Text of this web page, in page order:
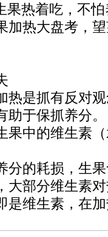
果热着吃，不
加热大盘考，
热是抓有反对
于保抓养分。
果中的维生素
分的耗损，生
大部分维生素
是维生素，在